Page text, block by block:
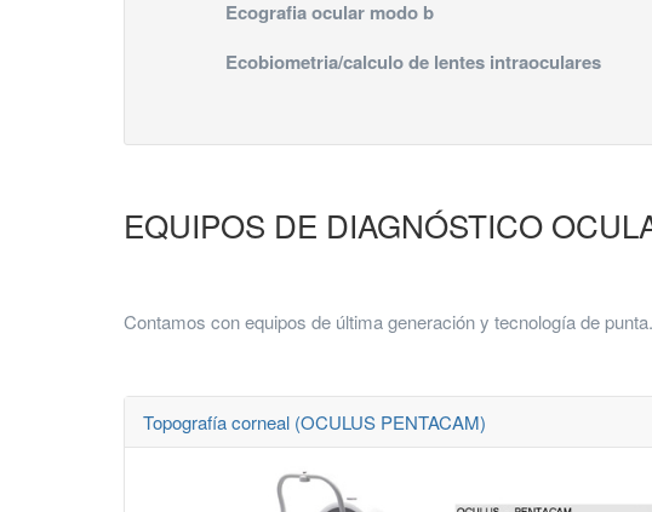
Ecografia ocular modo b
Ecobiometria/calculo de lentes intraoculares
EQUIPOS DE DIAGNÓSTICO
Contamos con equipos de última generación y tecnología de punta.
Topografía corneal (OCULUS PENTACAM)